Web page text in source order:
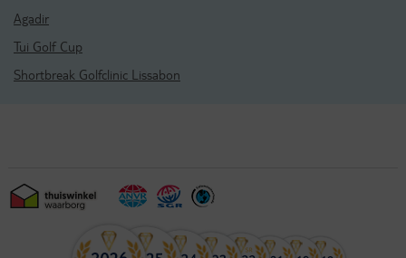
Agadir
Tui Golf Cup
Shortbreak Golfclinic Lissabon